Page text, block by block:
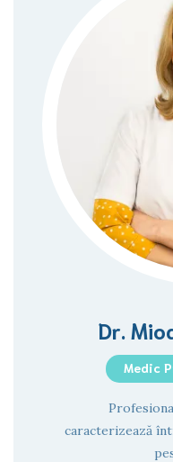
Dr.
Medic
caracterizează